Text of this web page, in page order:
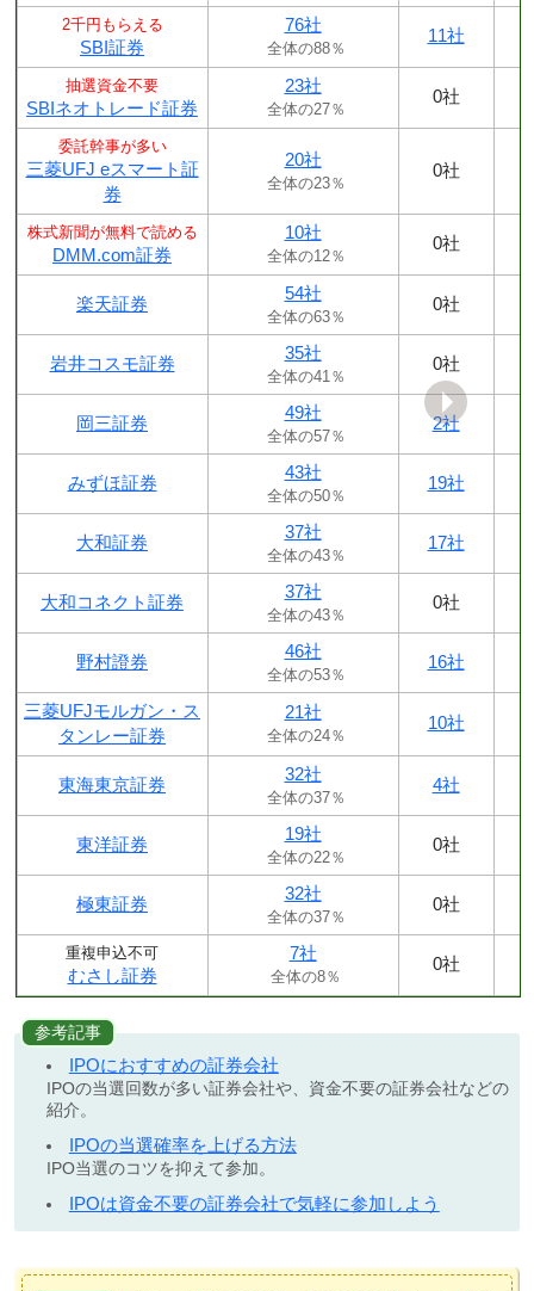
2千円もらえる
SBI証券
76社
全体の88％
11社
抽選資金不要
SBIネオトレード証券
23社
全体の27％
0社
委託幹事が多い
三菱UFJ eスマート証
券
20社
全体の23％
0社
株式新聞が無料で読める
DMM.com証券
10社
全体の12％
0社
楽天証券
54社
全体の63％
0社
岩井コスモ証券
35社
全体の41％
0社
岡三証券
49社
全体の57％
2社
みずほ証券
43社
全体の50％
19社
大和証券
37社
全体の43％
17社
大和コネクト証券
37社
全体の43％
0社
野村證券
46社
全体の53％
16社
三菱UFJモルガン・ス
タンレー証券
21社
全体の24％
10社
東海東京証券
32社
全体の37％
4社
東洋証券
19社
全体の22％
0社
極東証券
32社
全体の37％
0社
重複申込不可
むさし証券
7社
全体の8％
0社
参考記事
IPOにおすすめの証券会社
IPOの当選回数が多い証券会社や、資金不要の証券会社などの
紹介。
IPOの当選確率を上げる方法
IPO当選のコツを抑えて参加。
IPOは資金不要の証券会社で気軽に参加しよう